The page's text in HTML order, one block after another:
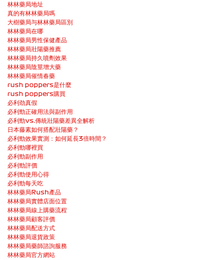
林林藥局地址
真的有林林藥局嗎
大樹藥局与林林藥局區別
林林藥局在哪
林林藥局男性保健產品
林林藥局壯陽藥推薦
林林藥局持久噴劑效果
林林藥局陰莖增大藥
林林藥局催情春藥
rush poppers是什麼
rush poppers購買
必利劲真假
必利勁正確用法與副作用
必利勁vs.傳統壯陽藥差異全解析
日本藤素如何搭配壯陽藥？
必利勁效果實測：如何延長3倍時間？
必利勁哪裡買
必利勁副作用
必利勁評價
必利勁使用心得
必利勁每天吃
林林藥局Rush產品
林林藥局實體店面位置
林林藥局線上購藥流程
林林藥局顧客評價
林林藥局配送方式
林林藥局退貨政策
林林藥局藥師諮詢服務
林林藥局官方網站